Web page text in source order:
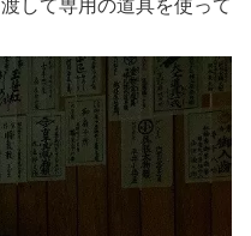
して専用の道具を使って